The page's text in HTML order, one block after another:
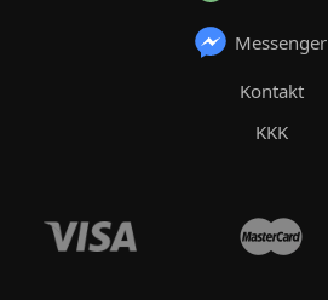
Messenger
Kontakt
KKK